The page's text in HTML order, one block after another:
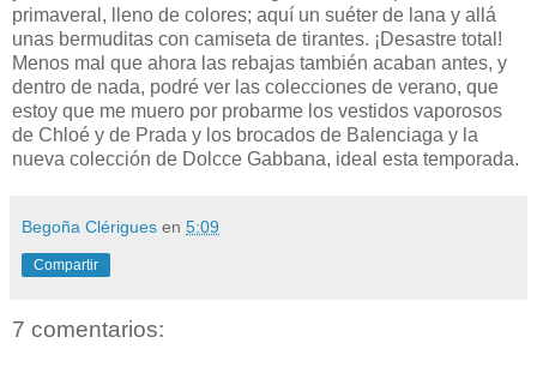
primaveral, lleno de colores; aquí un suéter de lana y allá
unas bermuditas con camiseta de tirantes. ¡Desastre total!
Menos mal que ahora las rebajas también acaban antes, y
dentro de nada, podré ver las colecciones de verano, que
estoy que me muero por probarme los vestidos vaporosos
de Chloé y de Prada y los brocados de Balenciaga y la
nueva colección de Dolcce Gabbana, ideal esta temporada.
Begoña Clérigues en 5:09
Compartir
7 comentarios: